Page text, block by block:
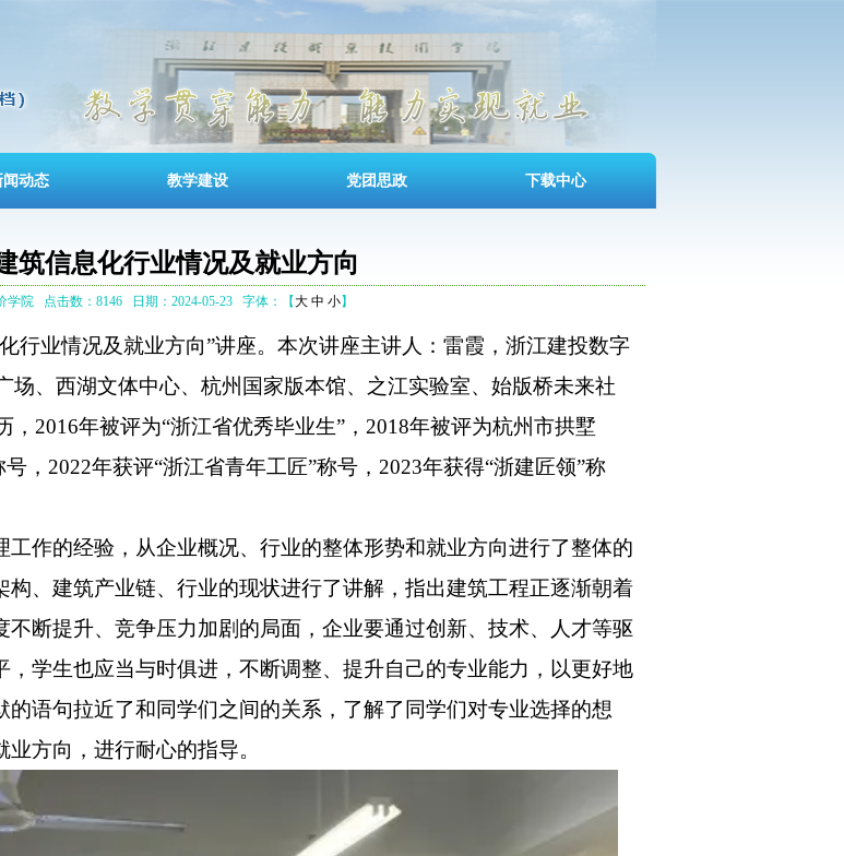
闻动态 教学建设 党团思政 下载中心
筑信息化行业情况及就业方向
学院 点击数：8146 日期：2024-05-23 字体：【大 中 小】
行业情况及就业方向”讲座。本次讲座主讲人：雷霞，浙江建投数字
场、西湖文体中心、杭州国家版本馆、之江实验室、始版桥未来社
， 2016年被评为“浙江省优秀毕业生”， 2018年被评为杭州市拱墅
， 2022年获评“浙江省青年工匠”称号， 2023年获得“浙建匠领”称
工作的经验，从企业概况、行业的整体形势和就业方向进行了整体的
、建筑产业链、行业的现状进行了讲解，指出建筑工程正逐渐朝着
断提升、竞争压力加剧的局面，企业要通过创新、技术、人才等驱
学生也应当与时俱进，不断调整、提升自己的专业能力，以更好地
语句拉近了和同学们之间的关系，了解了同学们对专业选择的想
方向，进行耐心的指导。